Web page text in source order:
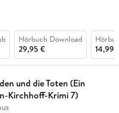
Hörbuch Download
29,95 €
14,99
und die Toten (Ein
Kirchhoff-Krimi 7)